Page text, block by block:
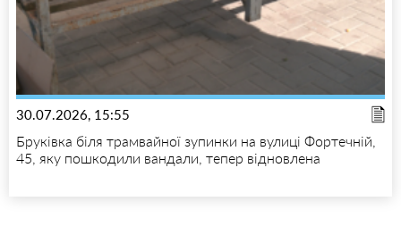
30.07.2026, 15:55
Бруківка біля трамвайної зупинки на вулиці Фортечній,
45, яку пошкодили вандали, тепер відновлена